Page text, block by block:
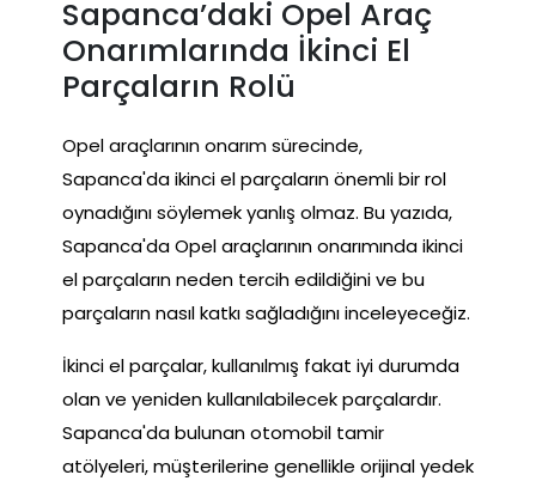
Sapanca’daki Opel Araç
Onarımlarında İkinci El
Parçaların Rolü
Opel araçlarının onarım sürecinde,
Sapanca'da ikinci el parçaların önemli bir rol
oynadığını söylemek yanlış olmaz. Bu yazıda,
Sapanca'da Opel araçlarının onarımında ikinci
el parçaların neden tercih edildiğini ve bu
parçaların nasıl katkı sağladığını inceleyeceğiz.
İkinci el parçalar, kullanılmış fakat iyi durumda
olan ve yeniden kullanılabilecek parçalardır.
Sapanca'da bulunan otomobil tamir
atölyeleri, müşterilerine genellikle orijinal yedek